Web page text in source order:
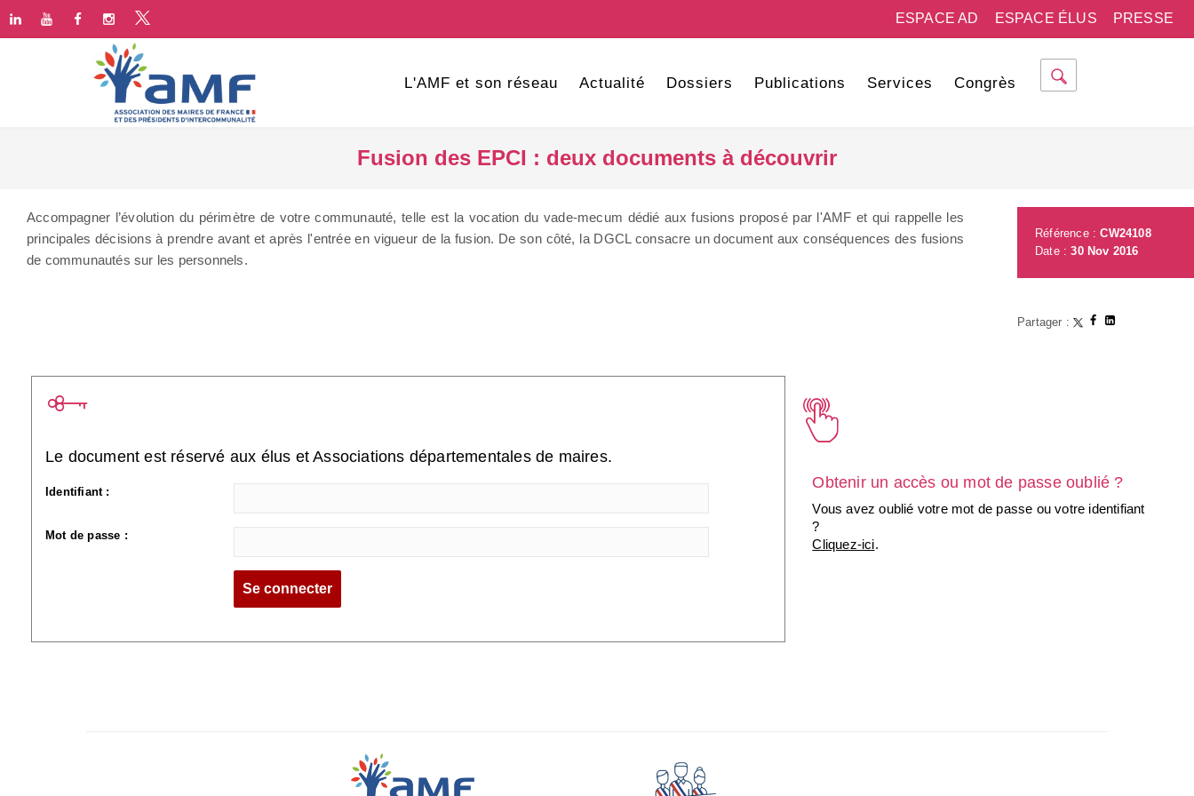
PRESSE
ESPACE ÉLUS
ESPACE AD
L'AMF et son réseau Actualité Dossiers Publications Services Congrès
Fusion des EPCI : deux documents à découvrir
Accompagner l’évolution du périmètre de votre communauté, telle est la vocation du vade-mecum dédié aux fusions proposé par l'AMF et qui rappelle les
principales décisions à prendre avant et après l'entrée en vigueur de la fusion. De son côté, la DGCL consacre un document aux conséquences des fusions
de communautés sur les personnels.
Référence :CW24108
Date :30 Nov 2016
Partager :
Le document est réservé aux élus et Associations départementales de maires.
Identifiant :
Mot de passe :
Obtenir un accès ou mot de passe oublié ?
Vous avez oublié votre mot de passe ou votre identifiant
?
Cliquez-ici.